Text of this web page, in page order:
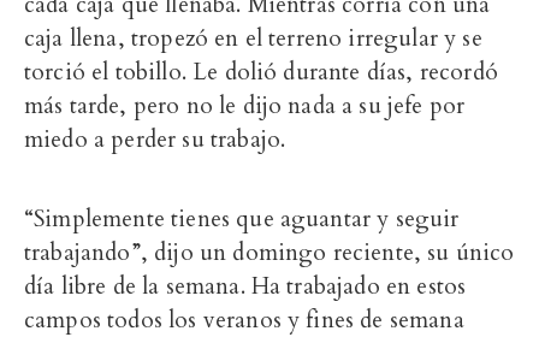
caja llena, tropezó en el terreno irregular y se
torció el tobillo. Le dolió durante días, recordó
más tarde, pero no le dijo nada a su jefe por
miedo a perder su trabajo.
“Simplemente tienes que aguantar y seguir
trabajando”, dijo un domingo reciente, su único
día libre de la semana. Ha trabajado en estos
campos todos los veranos y fines de semana